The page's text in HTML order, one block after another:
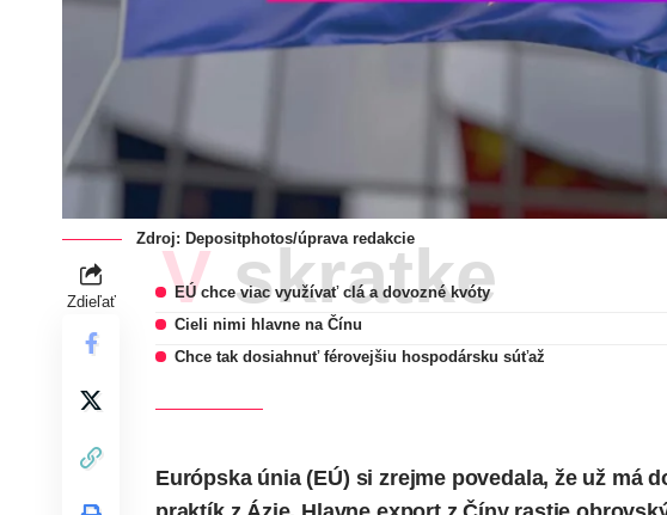
Zdroj: Depositphotos/úprava redakcie
Zdieľať V skratke
EÚ chce viac využívať clá a dovozné kvóty
Cieli nimi hlavne na Čínu
Chce tak dosiahnuť férovejšiu hospodársku súťaž
Európska únia(EÚ) si zrejme povedala, že už má